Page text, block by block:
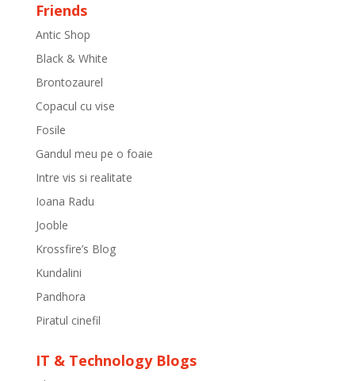
Friends
Antic Shop
Black & White
Brontozaurel
Copacul cu vise
Fosile
Gandul meu pe o foaie
Intre vis si realitate
Ioana Radu
Jooble
Krossfire’s Blog
Kundalini
Pandhora
Piratul cinefil
IT & Technology Blogs